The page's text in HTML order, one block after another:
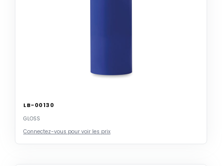
LB-00130
GLOSS
Connectez-vous pour voir les prix